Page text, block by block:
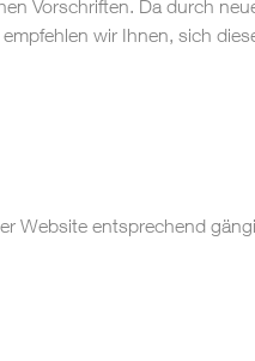
Vorschriften. Da durch
wir Ihnen, sich
Website entsprechend